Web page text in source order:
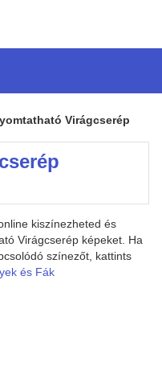
Virágcserép
kiszínezheted és
Virágcserép képeket. Ha
színezőt, kattints
és Fák